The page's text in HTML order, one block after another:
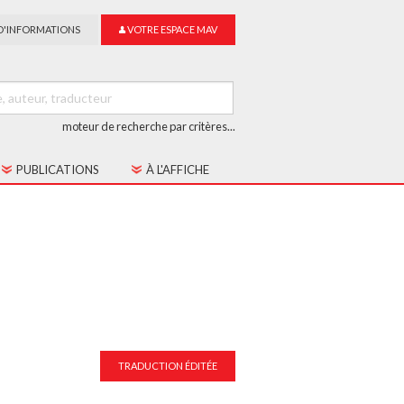
VOTRE ESPACE MAV
moteur de recherche par critères...
PUBLICATIONS À L'AFFICHE
TRADUCTION ÉDITÉE